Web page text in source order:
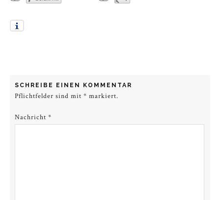
SCHREIBE EINEN KOMMENTAR
Pflichtfelder sind mit * markiert.
Nachricht *